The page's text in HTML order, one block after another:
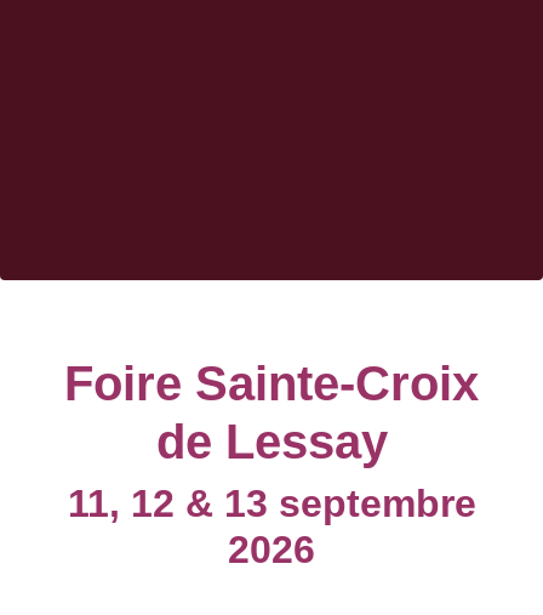
Foire Sainte-Croix
de Lessay
11, 12 & 13 septembre
2026